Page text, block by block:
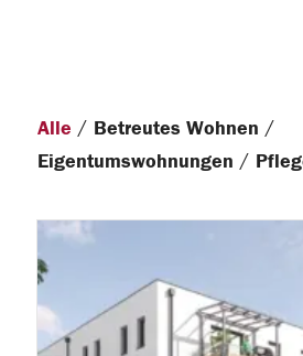
Alle / Betreutes Wohnen /
Eigentumswohnungen /